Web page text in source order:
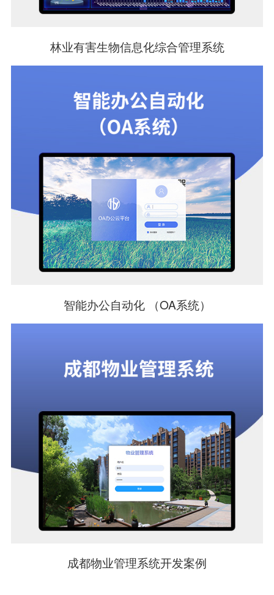
林业有害生物信息化综合管理系统
智能办公自动化 （OA系统）
成都物业管理系统开发案例